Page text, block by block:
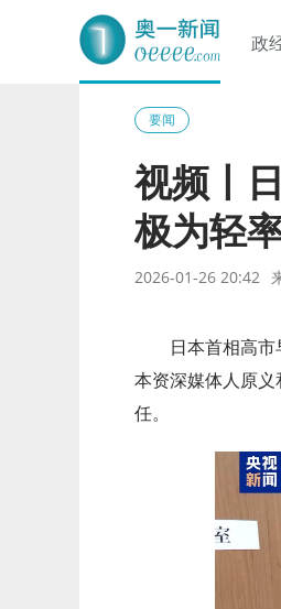
奥一网
政
要闻
视频丨
极为轻
2026-01-26 20:42
日本首相高
本资深媒体人原
任。